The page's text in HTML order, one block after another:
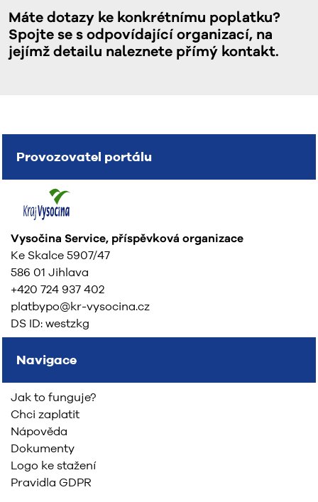
Máte dotazy ke konkrétnímu poplatku?
Spojte se s odpovídající organizací, na
jejímž detailu naleznete přímý kontakt.
Provozovatel portálu
Vysočina Service, příspěvková organizace
Ke Skalce 5907/47
586 01 Jihlava
+420 724 937 402
platbypo@kr-vysocina.cz
DS ID: westzkg
Navigace
Jak to funguje?
Chci zaplatit
Nápověda
Dokumenty
Logo ke stažení
Pravidla GDPR